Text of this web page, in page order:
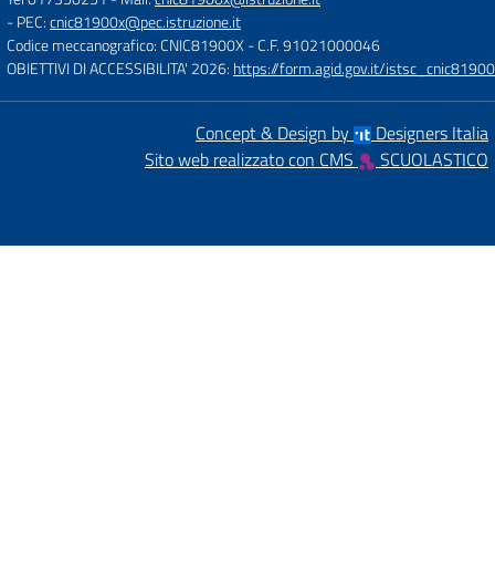
- PEC:cnic81900x@pec.istruzione.it
Codice meccanografico: CNIC81900X- C.F. 91021000046
OBIETTIVI DI ACCESSIBILITA' 2026: https://form.agid.gov.it/
Concept & Design by
Designers Italia
Sito web realizzato con CMS
SCUOLASTICO